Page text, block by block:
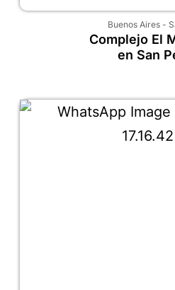
Buenos Aires-
Complejo El
en San